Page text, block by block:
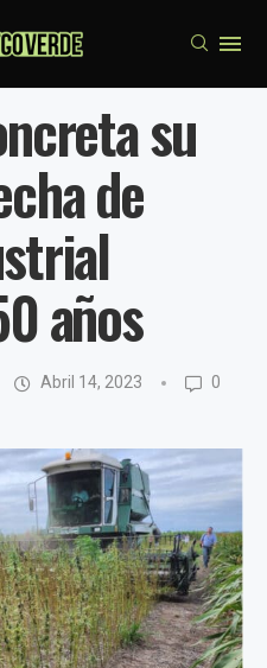
su
de
años
Abril 14, 2023
0